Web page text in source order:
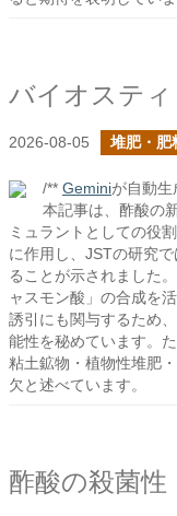
バイオステ
2026-08-05 堆肥・肥
/** Geminiが自動生
本記事は、酢酸の
ミュラントとしての役
に作用し、JSTの研究
ることが示されました
ャスモン酸」の合成を
誘引にも関与するため
能性を秘めています。
粘土鉱物・植物性堆肥
欠と述べています。
酢酸の殺菌性